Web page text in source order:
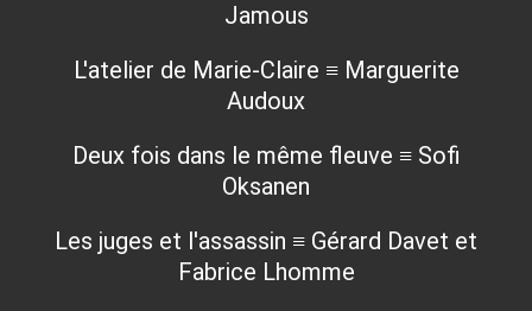
Jamous
L'atelier de Marie-Claire ≡ Marguerite
Audoux
Deux fois dans le même fleuve ≡ Sofi
Oksanen
Les juges et l'assassin ≡ Gérard Davet et
Fabrice Lhomme